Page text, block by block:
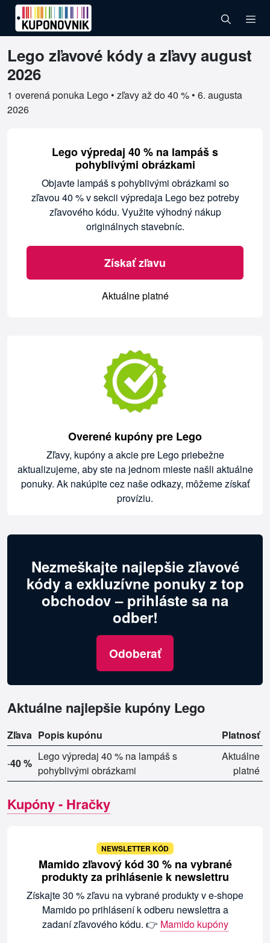
Lego zľavové kódy a zľavy august
2026
1 overená ponuka Lego • zľavy až do 40 % • 6. augusta
2026
Overené kupóny pre Lego
Lego výpredaj 40 % na lampáš s
pohyblivými obrázkami
Objavte lampáš s pohyblivými obrázkami so
zľavou 40 % v sekcii výpredaja Lego bez potreby
zľavového kódu. Využite výhodný nákup
originálnych stavebníc.
Získať zľavu
Aktuálne platné
Overené kupóny pre Lego
Zľavy, kupóny a akcie pre Lego priebežne
aktualizujeme, aby ste na jednom mieste našli aktuálne
ponuky. Ak nakúpite cez naše odkazy, môžeme získať
províziu.
Nezmeškajte najlepšie zľavové
kódy a exkluzívne ponuky z top
obchodov – prihláste sa na
odber!
Odoberať
Aktuálne najlepšie kupóny Lego
Zľava Popis kupónu Platnosť
-40 %
Lego výpredaj 40 % na lampáš s
pohyblivými obrázkami
Aktuálne
platné
Kupóny - Hračky
NEWSLETTER KÓD
Mamido zľavový kód 30 % na vybrané
produkty za prihlásenie k newslettru
Získajte 30 % zľavu na vybrané produkty v e-shope
Mamido po prihlásení k odberu newslettra a
zadaní zľavového kódu. 👉 Mamido kupóny